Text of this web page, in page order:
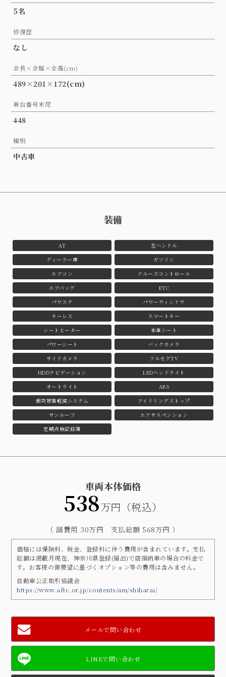
5名
修復歴
なし
全長×全幅×全高(cm)
489×201×172(cm)
車台番号末尾
448
種別
中古車
装備
AT
左ハンドル
ディーラー車
ガソリン
エアコン
クルーズコントロール
エアバッグ
ETC
パワステ
パワーウィンドウ
キーレス
スマートキー
シートヒーター
本革シート
パワーシート
バックカメラ
サイドカメラ
フルセグTV
HDDナビゲーション
LEDヘッドライト
オートライト
ABS
衝突被害軽減システム
アイドリングストップ
サンルーフ
エアサスペンション
定期点検記録簿
車両本体価格
538万円（税込）
（ 諸費用 30万円 支払総額 568万円 ）
価格には保険料、税金、登録料に伴う費用が含まれています。支払
総額は掲載月現在、神奈川県登録(届出)で店頭納車の場合の料金で
す。お客様の御要望に基づくオプション等の費用は含みません。
自動車公正取引協議会
https://www.aftc.or.jp/contents/am/shiharai/
メールで問い合わせ